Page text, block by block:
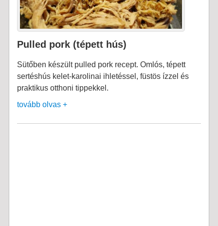
Pulled pork (tépett hús)
Sütőben készült pulled pork recept. Omlós, tépett
sertéshús kelet-karolinai ihletéssel, füstös ízzel és
praktikus otthoni tippekkel.
tovább olvas +